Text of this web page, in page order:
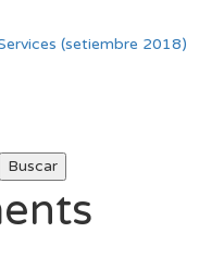
(setiembre 2018)
Buscar